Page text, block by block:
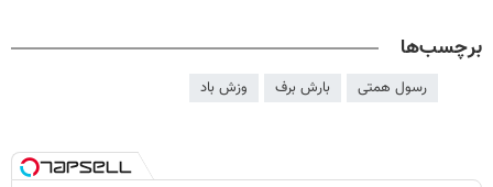
برچسب‌ها
رسول همتی بارش برف وزش باد